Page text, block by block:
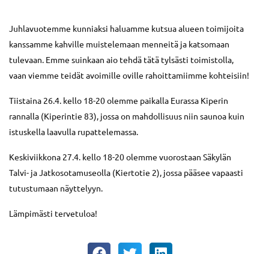
Juhlavuotemme kunniaksi haluamme kutsua alueen toimijoita
kanssamme kahville muistelemaan menneitä ja katsomaan
tulevaan. Emme suinkaan aio tehdä tätä tylsästi toimistolla,
vaan viemme teidät avoimille oville rahoittamiimme kohteisiin!
Tiistaina 26.4. kello 18-20 olemme paikalla Eurassa Kiperin
rannalla (Kiperintie 83), jossa on mahdollisuus niin saunoa kuin
istuskella laavulla rupattelemassa.
Keskiviikkona 27.4. kello 18-20 olemme vuorostaan Säkylän
Talvi- ja Jatkosotamuseolla (Kiertotie 2), jossa pääsee vapaasti
tutustumaan näyttelyyn.
Lämpimästi tervetuloa!